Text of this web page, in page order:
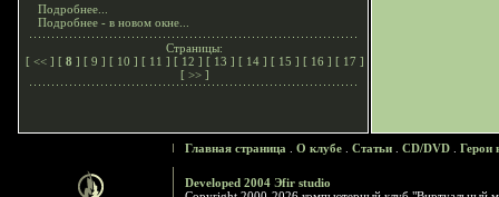
Подробнее...
Подробнее - в новом окне...
Страницы:
[ << ] [ 8 ] [ 9 ] [ 10 ] [ 11 ] [ 12 ] [ 13 ] [ 14 ] [ 15 ] [ 16 ] [ 17 ]
[ >> ]
Главная страница О клубе Статьи CD/DVD Герои
Developed 2004 Эfir studio